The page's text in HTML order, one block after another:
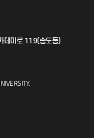
데미로 119(송도동)